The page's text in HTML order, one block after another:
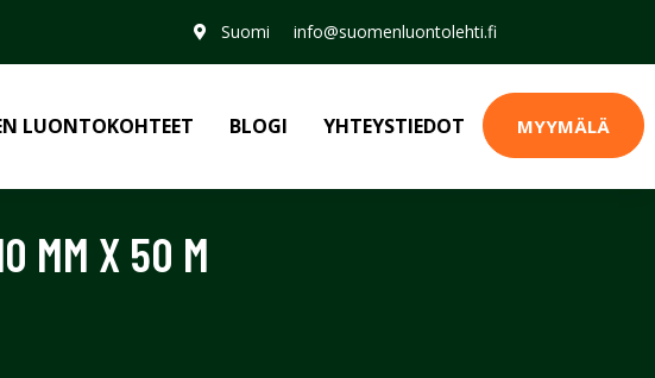
Suomi info@suomenluontolehti.fi
LUONTOKOHTEET BLOGI YHTEYSTIEDOT MYYMÄLÄ
MM X 50 M